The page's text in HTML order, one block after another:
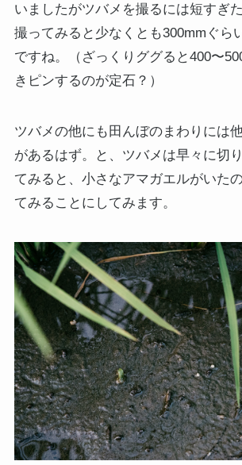
いましたがツバメを撮るには短すぎ
撮ってみると少なくとも300mmぐら
ですね。（ざっくりググると400〜
きピンするのが定石？）
ツバメの他にも田んぼのまわりには
があるはず。と、ツバメは早々に切
てみると、小さなアマガエルがいた
てみることにしてみます。